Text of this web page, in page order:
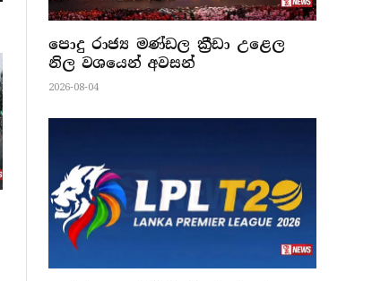
පොදු රාජ්‍ය මණ්ඩල ක්‍රීඩා උළෙල
නිල වශයෙන් අවසන්
2026-08-04